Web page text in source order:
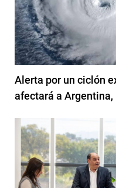
Alerta por un ciclón
afectará a Argentina,